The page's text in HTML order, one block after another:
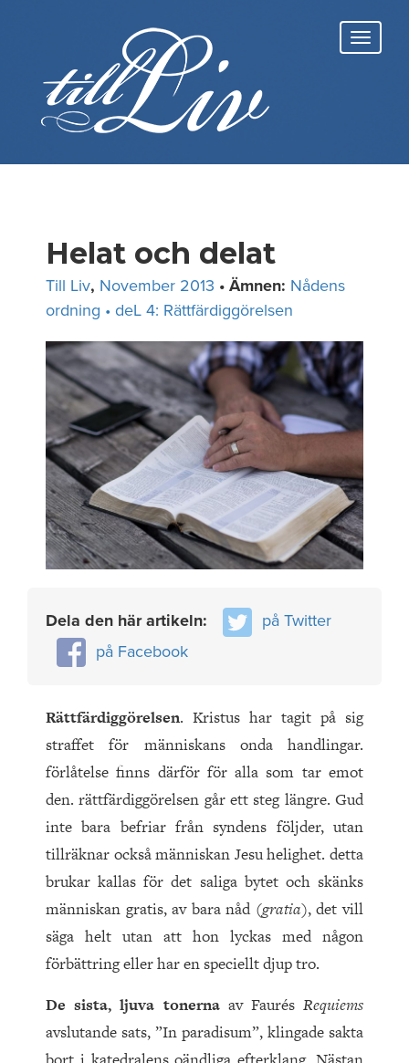
Helat och delat
Till Liv, November 2013 • Ämnen: Nådens
ordning • deL 4: Rättfärdiggörelsen
Dela den här artikeln:
på Twitter
på Facebook
Rättfärdiggörelsen. Kristus har tagit på sig
straffet för människans onda handlingar.
förlåtelse finns därför för alla som tar emot
den. rättfärdiggörelsen går ett steg längre. Gud
inte bara befriar från syndens följder, utan
tillräknar också människan Jesu helighet. detta
brukar kallas för det saliga bytet och skänks
människan gratis, av bara nåd (gratia), det vill
säga helt utan att hon lyckas med någon
förbättring eller har en speciellt djup tro.
De sista, ljuva tonerna av FaurésRequiems
avslutande sats, ”In paradisum”, klingade sakta